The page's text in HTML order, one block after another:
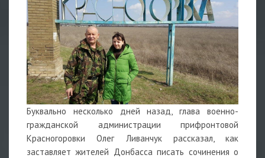
Буквально несколько дней назад, глава военно-
гражданской администрации прифронтовой
Красногоровки Олег Ливанчук рассказал, как
заставляет жителей Донбасса писать сочинения о